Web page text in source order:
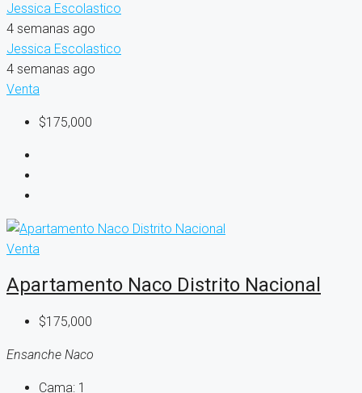
Jessica Escolastico
4 semanas ago
Jessica Escolastico
4 semanas ago
Venta
$175,000
Venta
Apartamento Naco Distrito Nacional
$175,000
Ensanche Naco
Cama: 1